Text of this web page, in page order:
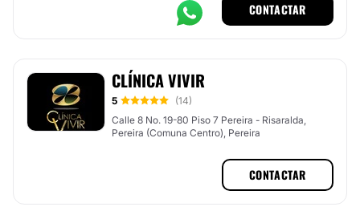
CONTACTAR
CLÍNICA VIVIR
5
(14)
Calle 8 No. 19-80 Piso 7 Pereira - Risaralda,
Pereira (Comuna Centro), Pereira
CONTACTAR